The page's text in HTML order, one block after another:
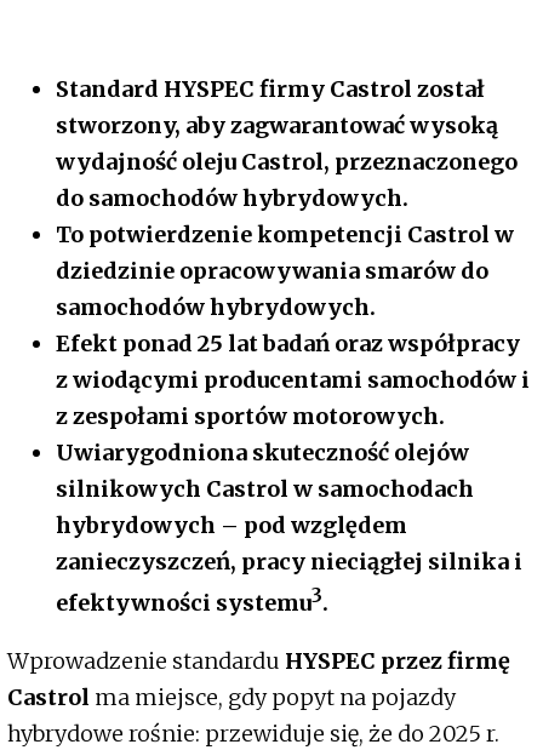
Standard HYSPEC firmy Castrol został
stworzony, aby zagwarantować wysoką
wydajność oleju Castrol, przeznaczonego
do samochodów hybrydowych.
To potwierdzenie kompetencji Castrol w
dziedzinie opracowywania smarów do
samochodów hybrydowych.
Efekt ponad 25 lat badań oraz współpracy
z wiodącymi producentami samochodów i
z zespołami sportów motorowych.
Uwiarygodniona skuteczność olejów
silnikowych Castrol w samochodach
hybrydowych – pod względem
zanieczyszczeń, pracy nieciągłej silnika i
efektywności systemu3.
Wprowadzenie standardu HYSPEC przez firmę
Castrol ma miejsce, gdy popyt na pojazdy
hybrydowe rośnie: przewiduje się, że do 2025 r.